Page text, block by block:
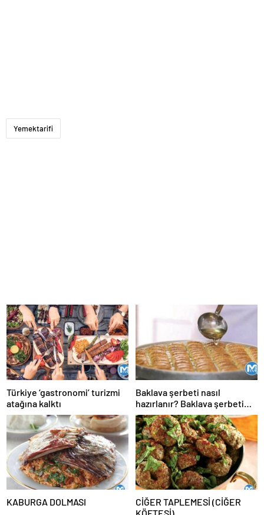
Yemektarifi
Türkiye ‘gastronomi’ turizmi
atağına kalktı
Baklava şerbeti nasıl
hazırlanır? Baklava şerbeti
ölçüsü, kıvamı, tarifi
KABURGA DOLMASI
CİĞER TAPLEMESİ (CİĞER